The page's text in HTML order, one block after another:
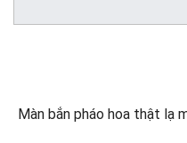
Màn bắn pháo hoa thật lạ